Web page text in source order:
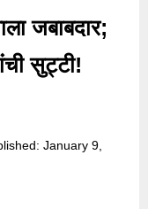
जबाबदार;
सुट्टी!
January 9,